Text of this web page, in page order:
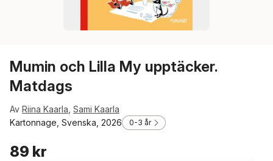
Mumin och Lilla My upptäcker.
Matdags
Av Riina Kaarla Sami Kaarla
Kartonnage, Svenska, 2026
0-3 år
89 kr